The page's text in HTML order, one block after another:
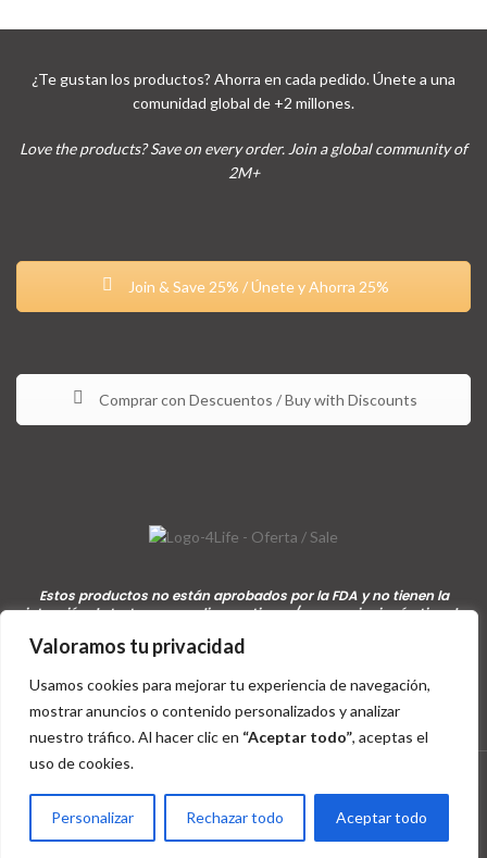
Valoramos tu privacidad
Usamos cookies para mejorar tu experiencia de navegación,
mostrar anuncios o contenido personalizados y analizar
nuestro tráfico. Al hacer clic en “Aceptar todo”, aceptas el
uso de cookies.
Personalizar Rechazar todo Aceptar todo
¿Te gustan los productos? Ahorra en cada pedido. Únete a una
comunidad global de +2 millones.
Love the products? Save on every order. Join a global community of
2M+
Join & Save 25% / Únete y Ahorra 25%
Comprar con Descuentos / Buy with Discounts
Estos productos no están aprobados por la FDA y no tienen la
intención de tratar, curar, diagnosticar y/o prevenir ningún tipo de
FDA and are not intended to treat, cure, diagnose, and/or prevent
Distribuidor Internacional